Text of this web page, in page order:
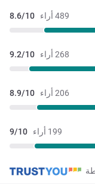
489 أراء 8.6/10
268 أراء 9.2/10
206 أراء 8.9/10
199 أراء 9/10